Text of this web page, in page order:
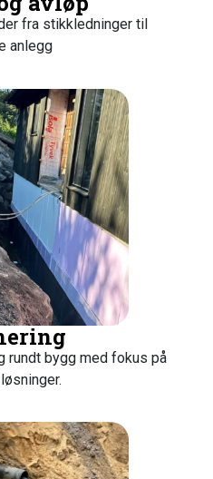
fra stikkledninger til
anlegg
rundt bygg med fokus på